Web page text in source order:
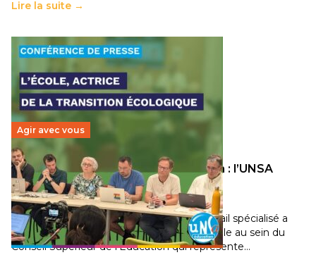
Lire la suite →
Agir avec vous
Transition écologique de l’éducation : l’UNSA
Éducation fait bouger les lignes
30 juin 2026-National
Pendant plusieurs mois, un groupe de travail spécialisé a
travaillé sur la transition écologique de l’Ecole au sein du
Conseil Supérieur de l’Éducation qui représente…